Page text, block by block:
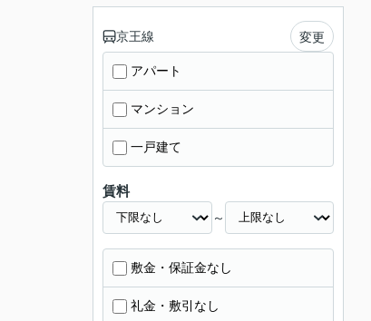
京王線 変更
アパート
マンション
一戸建て
賃料
～
敷金・保証金なし
礼金・敷引なし